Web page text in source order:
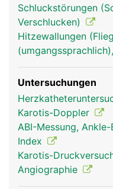
Bewusstlosigkeit,
Minuten führt bereits
Geschützt wird das
Schädelknochen
zwischen denen die
(Liquor) fliesst, um
Liquor wird das
versorgt.
Schluckstörungen
Verschlucken)
Hitzewallungen
Untersuchungen
Karotis-Doppler
ABI-Messung,
Index
Karotis-
Angiographie